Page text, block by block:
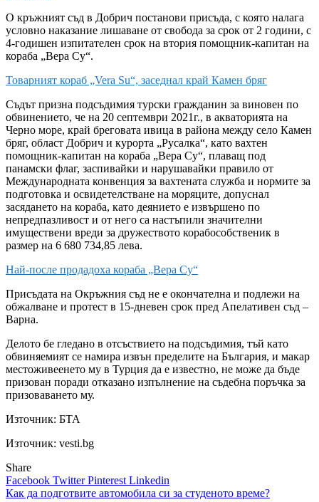
О кръжният съд в Добрич постанови присъда, с която налага
условно наказание лишаване от свобода за срок от 2 години, с
4-годишен изпитателен срок на втория помощник-капитан на
кораба „Вера Су“.
Товарният кораб „Vera Su“, заседнал край Камен бряг
Съдът призна подсъдимия турски гражданин за виновен по
обвинението, че на 20 септември 2021г., в акваторията на
Черно море, край бреговата ивица в района между село Камен
бряг, област Добрич и курорта „Русалка“, като вахтен
помощник-капитан на кораба „Вера Су“, плаващ под
панамски флаг, заспивайки и нарушавайки правило от
Международната конвенция за вахтената служба и нормите за
подготовка и освидетелстване на моряците, допуснал
засядането на кораба, като деянието е извършено по
непредпазливост и от него са настъпили значителни
имуществени вреди за дружеството корабособственик в
размер на 6 680 734,85 лева.
Най-после продадоха кораба „Вера Су“
Присъдата на Окръжния съд не е окончателна и подлежи на
обжалване и протест в 15-дневен срок пред Апелативен съд –
Варна.
Делото бе гледано в отсъствието на подсъдимия, тъй като
обвиняемият се намира извън пределите на България, и макар
местоживеенето му в Турция да е известно, не може да бъде
призован поради отказано изпълнение на съдебна поръчка за
призоваването му.
Източник: БТА
Източник: vesti.bg
Share
Facebook TwitterPinterest Linkedin
Навигация
Как да подготвите автомобила си за студеното време?